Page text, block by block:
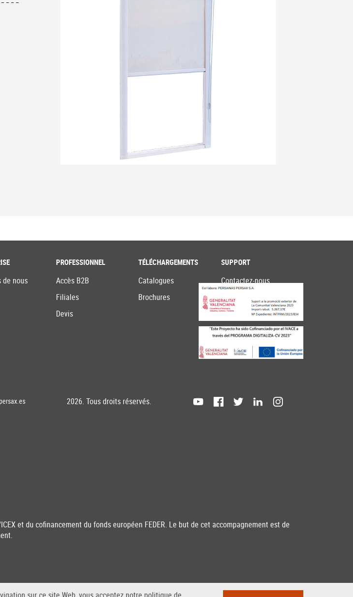
de nous
PROFESSIONNEL
Accès B2B
Filiales
Devis
TÉLÉCHARGEMENTS
Catalogues
Brochures
SUPPORT
Contactez-nous
2026. Tous droits réservés.
et du cofinancement du fonds européen FEDER. Le but de cet accompagnement est de